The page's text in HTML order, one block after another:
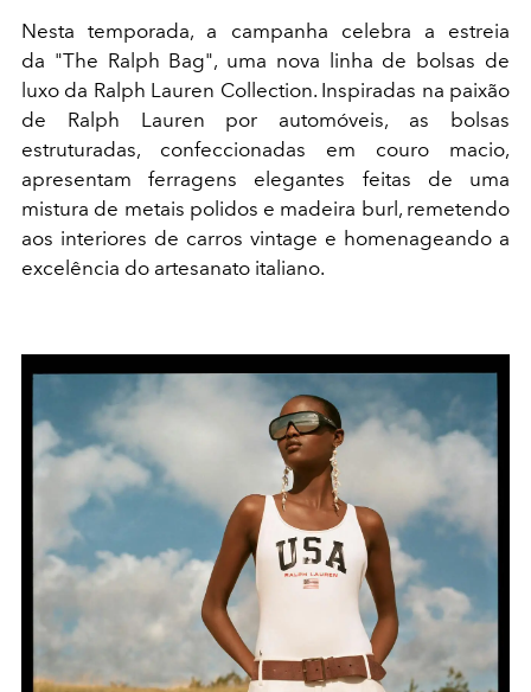
Nesta temporada, a campanha celebra a estreia
da "The Ralph Bag", uma nova linha de bolsas de
luxo da Ralph Lauren Collection. Inspiradas na paixão
de Ralph Lauren por automóveis, as bolsas
estruturadas, confeccionadas em couro macio,
apresentam ferragens elegantes feitas de uma
mistura de metais polidos e madeira burl, remetendo
aos interiores de carros vintage e homenageando a
excelência do artesanato italiano.